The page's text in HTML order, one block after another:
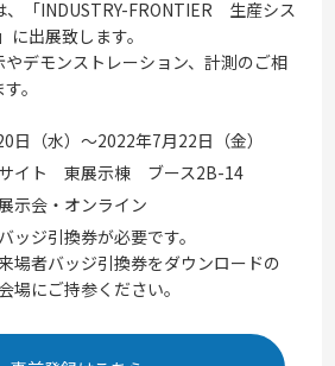
、「INDUSTRY-FRONTIER 生産シス
出展致します。
デモンストレーション、計測のご相
。
日（水）〜2022年7月22日（金）
サイト 東展示棟 ブース2B-14
示会・オンライン
ッジ引換券が必要です。
場者バッジ引換券をダウンロードの
場にご持参ください。